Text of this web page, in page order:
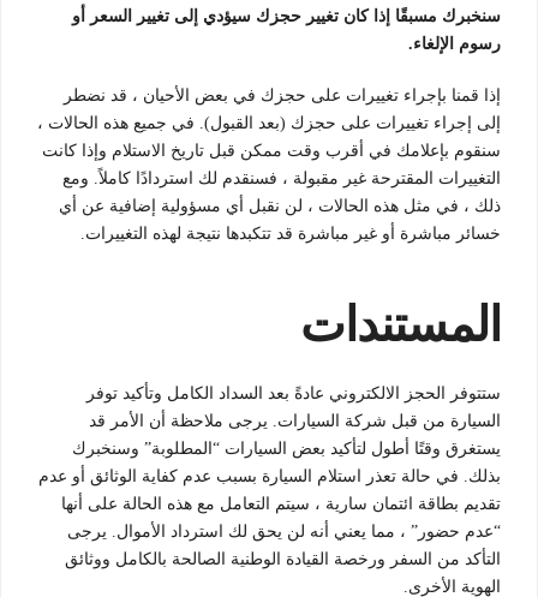
سنخبرك مسبقًا إذا كان تغيير حجزك سيؤدي إلى تغيير السعر أو
رسوم الإلغاء.
إذا قمنا بإجراء تغييرات على حجزك في بعض الأحيان ، قد نضطر
إلى إجراء تغييرات على حجزك (بعد القبول). في جميع هذه الحالات ،
سنقوم بإعلامك في أقرب وقت ممكن قبل تاريخ الاستلام وإذا كانت
التغييرات المقترحة غير مقبولة ، فسنقدم لك استردادًا كاملاً. ومع
ذلك ، في مثل هذه الحالات ، لن نقبل أي مسؤولية إضافية عن أي
خسائر مباشرة أو غير مباشرة قد تتكبدها نتيجة لهذه التغييرات.
المستندات
ستتوفر الحجز الالكتروني عادةً بعد السداد الكامل وتأكيد توفر
السيارة من قبل شركة السيارات. يرجى ملاحظة أن الأمر قد
يستغرق وقتًا أطول لتأكيد بعض السيارات “المطلوبة” وسنخبرك
بذلك. في حالة تعذر استلام السيارة بسبب عدم كفاية الوثائق أو عدم
تقديم بطاقة ائتمان سارية ، سيتم التعامل مع هذه الحالة على أنها
“عدم حضور” ، مما يعني أنه لن يحق لك استرداد الأموال. يرجى
التأكد من السفر ورخصة القيادة الوطنية الصالحة بالكامل ووثائق
الهوية الأخرى.